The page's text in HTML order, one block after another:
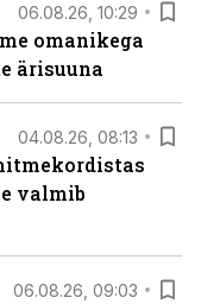
06.08.26, 10:29
omanikega
ärisuuna
04.08.26, 08:13
valmib
06.08.26, 09:03